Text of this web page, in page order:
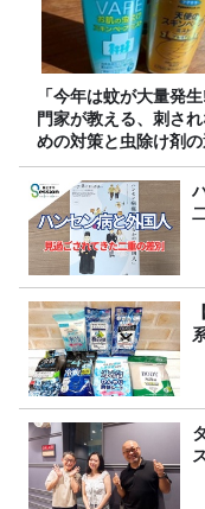
「今年は蚊が大量発
門家が教える、刺さ
めの対策と虫除け剤